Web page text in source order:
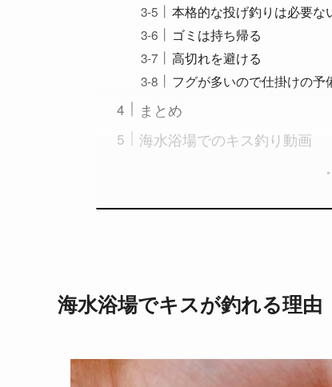
本格的な投げ釣りは必要な
ゴミは持ち帰る
高切れを避ける
フグが多いので仕掛けの予
まとめ
海水浴場でのキス釣り動画
海水浴場でキスが釣れる理由